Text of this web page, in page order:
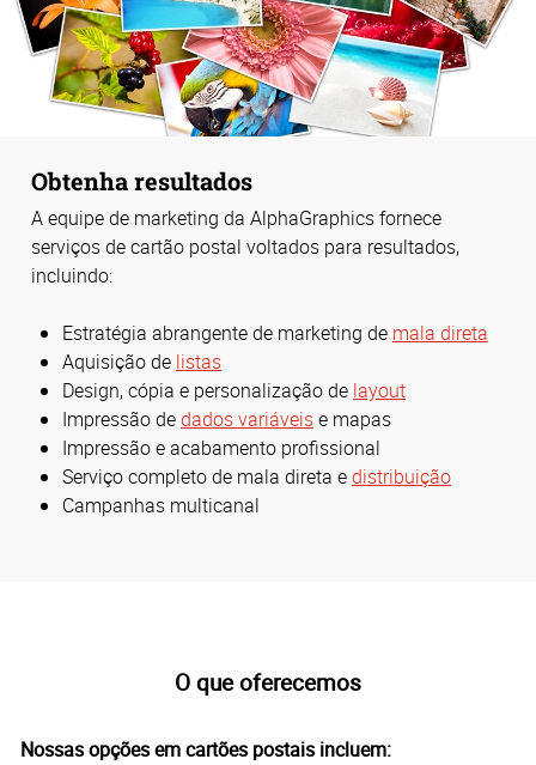
Obtenha resultados
A equipe de marketing da AlphaGraphics fornece
serviços de cartão postal voltados para resultados,
incluindo:
Estratégia abrangente de marketing de mala direta
Aquisição de listas
Design, cópia e personalização de layout
Impressão dedados variáveise mapas
Impressão e acabamento profissional
Serviço completo de mala direta edistribuição
Campanhas multicanal
O que oferecemos
Nossas opções em cartões postais incluem: